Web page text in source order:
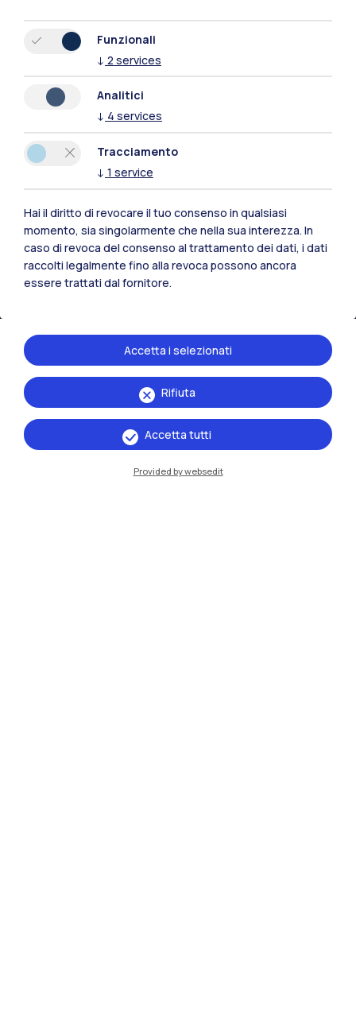
Polimi Community
Tutti i siti dell’ecosistema
Funzionali
↓ 2 services
Analitici
↓ 4 services
Tracciamento
↓ 1 service
Hai il diritto di revocare il tuo consenso in qualsiasi
momento, sia singolarmente che nella sua interezza. In
caso di revoca del consenso al trattamento dei dati, i dati
raccolti legalmente fino alla revoca possono ancora
essere trattati dal fornitore.
Rifiuta
Accetta i selezionati
Accetta tutti
Provided by websedit